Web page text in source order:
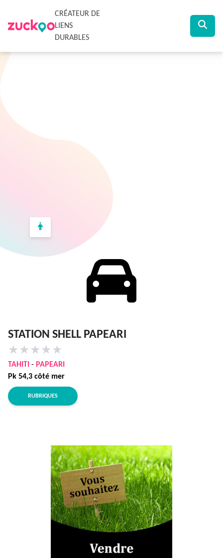
CRÉATEUR DE
LIENS
DURABLES
STATION SHELL PAPEARI
★ ★ ★ ★ ★
TAHITI - PAPEARI
Pk 54,3 côté mer
RUBRIQUES